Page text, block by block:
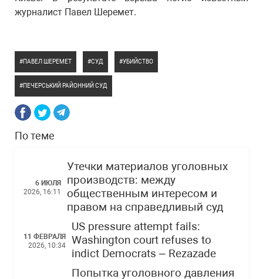
журналист Павел Шеремет.
ПАВЕЛ ШЕРЕМЕТ СУД УБИЙСТВО
ПЕЧЕРСЬКИЙ РАЙОННИЙ СУД
По теме
6 ИЮЛЯ
2026, 16:11
Утечки материалов уголовных
производств: между
общественным интересом и
правом на справедливый суд
11 ФЕВРАЛЯ
2026, 10:34
US pressure attempt fails:
Washington court refuses to
indict Democrats – Rezazade
Попытка уголовного давления